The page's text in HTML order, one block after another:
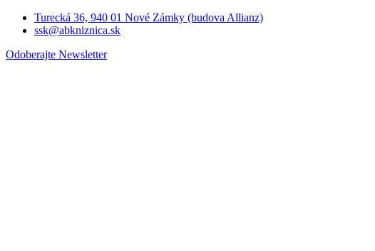
Turecká 36, 940 01 Nové Zámky (budova Allianz)
ssk@abkniznica.sk
Odoberajte Newsletter